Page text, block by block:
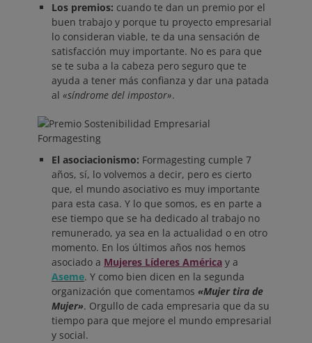
Los premios: cuando te dan un premio por el
buen trabajo y porque tu proyecto empresarial
lo consideran viable, te da una sensación de
satisfacción muy importante. No es para que
se te suba a la cabeza pero seguro que te
ayuda a tener más confianza y dar una patada
al «síndrome del impostor».
El asociacionismo: Formagesting cumple 7
años, sí, lo volvemos a decir, pero es cierto
que, el mundo asociativo es muy importante
para esta casa. Y lo que somos, es en parte a
ese tiempo que se ha dedicado al trabajo no
remunerado, ya sea en la actualidad o en otro
momento. En los últimos años nos hemos
asociado a Mujeres Líderes América y a
Aseme. Y como bien dicen en la segunda
organización que comentamos «Mujer tira de
Mujer». Orgullo de cada empresaria que da su
tiempo para que mejore el mundo empresarial
y social.